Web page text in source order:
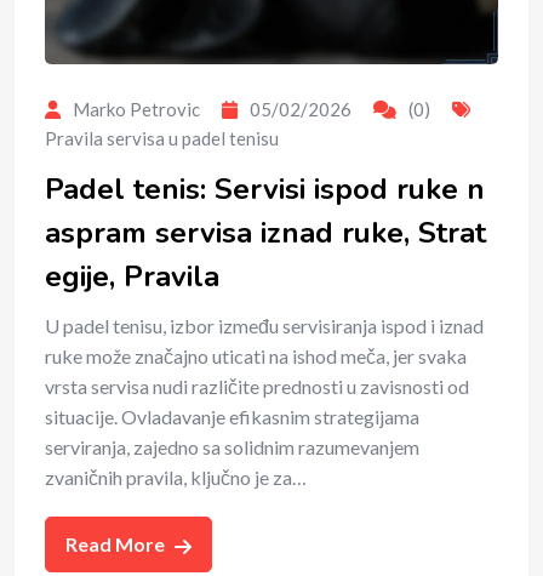
Marko Petrovic 05/02/2026
(0)
Pravila servisa u padel tenisu
Padel tenis: Servisi ispod ruke n
aspram servisa iznad ruke, Strat
egije, Pravila
U padel tenisu, izbor između servisiranja ispod i iznad
ruke može značajno uticati na ishod meča, jer svaka
vrsta servisa nudi različite prednosti u zavisnosti od
situacije. Ovladavanje efikasnim strategijama
serviranja, zajedno sa solidnim razumevanjem
zvaničnih pravila, ključno je za…
Read More